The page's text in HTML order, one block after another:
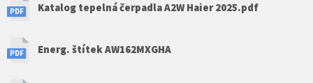
Katalog tepelná čerpadla A2W Haier 2025.pdf
Energ. štítek AW162MXGHA